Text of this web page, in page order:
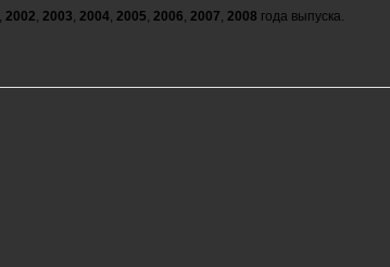
, 2002, 2003, 2004, 2005, 2006, 2007, 2008 года выпуска.